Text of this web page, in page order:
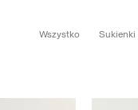
Wszystko Sukienki